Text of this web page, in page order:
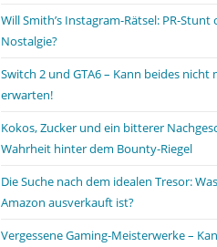
Will Smith’s Instagram-Rätsel: PR-Stunt
Nostalgie?
Switch 2 und GTA6 – Kann beides nicht
erwarten!
Kokos, Zucker und ein bitterer
Wahrheit hinter dem Bounty-Riegel
Die Suche nach dem idealen Tresor:
Amazon ausverkauft ist?
Vergessene Gaming-Meisterwerke –